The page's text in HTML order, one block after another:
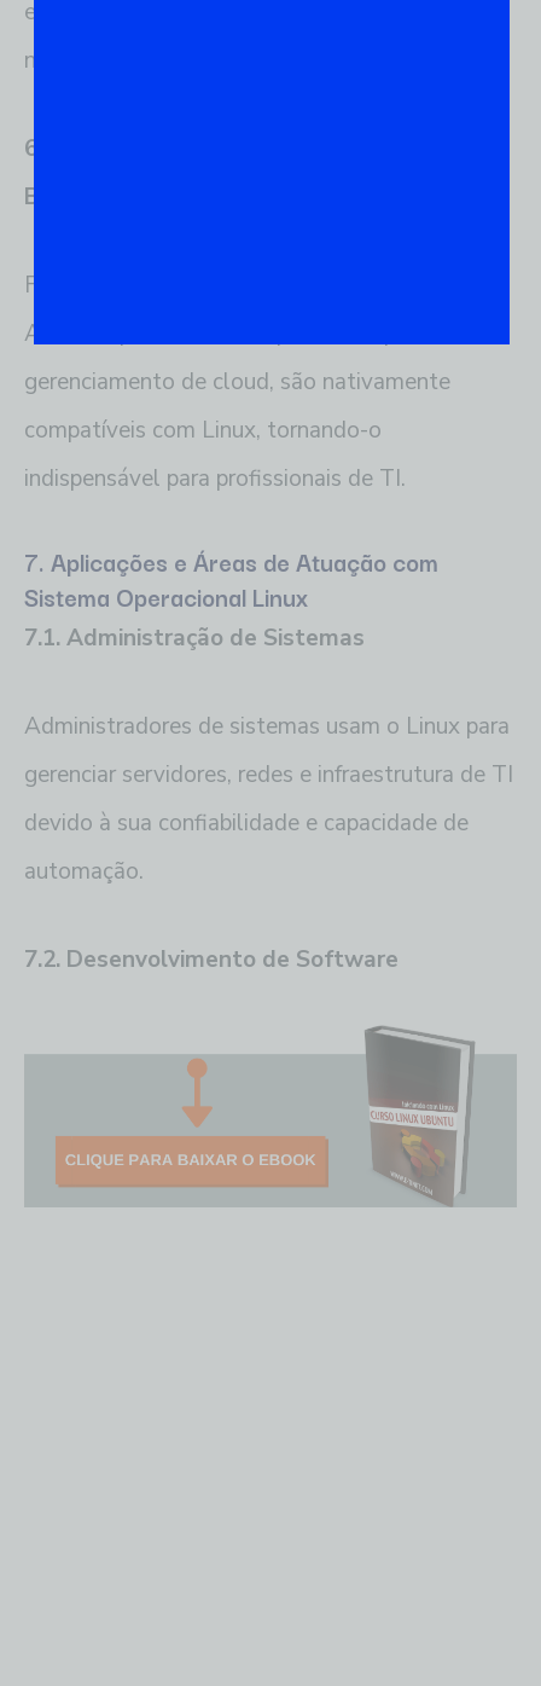
empresas escolham a melhor solução para suas
necessidades.
6.3. Ferramentas de DevOps e Cloud
Baseadas em Linux
Ferramentas como Docker, Kubernetes, e
Ansible, que são cruciais para DevOps e
gerenciamento de cloud, são nativamente
compatíveis com Linux, tornando-o
indispensável para profissionais de TI.
7. Aplicações e Áreas de Atuação com
Sistema Operacional Linux
7.1. Administração de Sistemas
Administradores de sistemas usam o Linux para
gerenciar servidores, redes e infraestrutura de TI
devido à sua confiabilidade e capacidade de
automação.
7.2. Desenvolvimento de Software